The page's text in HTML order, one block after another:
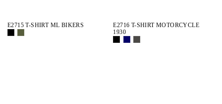
E2715 T-SHIRT ML BIKERS
E2716 T-SHIRT MOTORCYCLE
1930